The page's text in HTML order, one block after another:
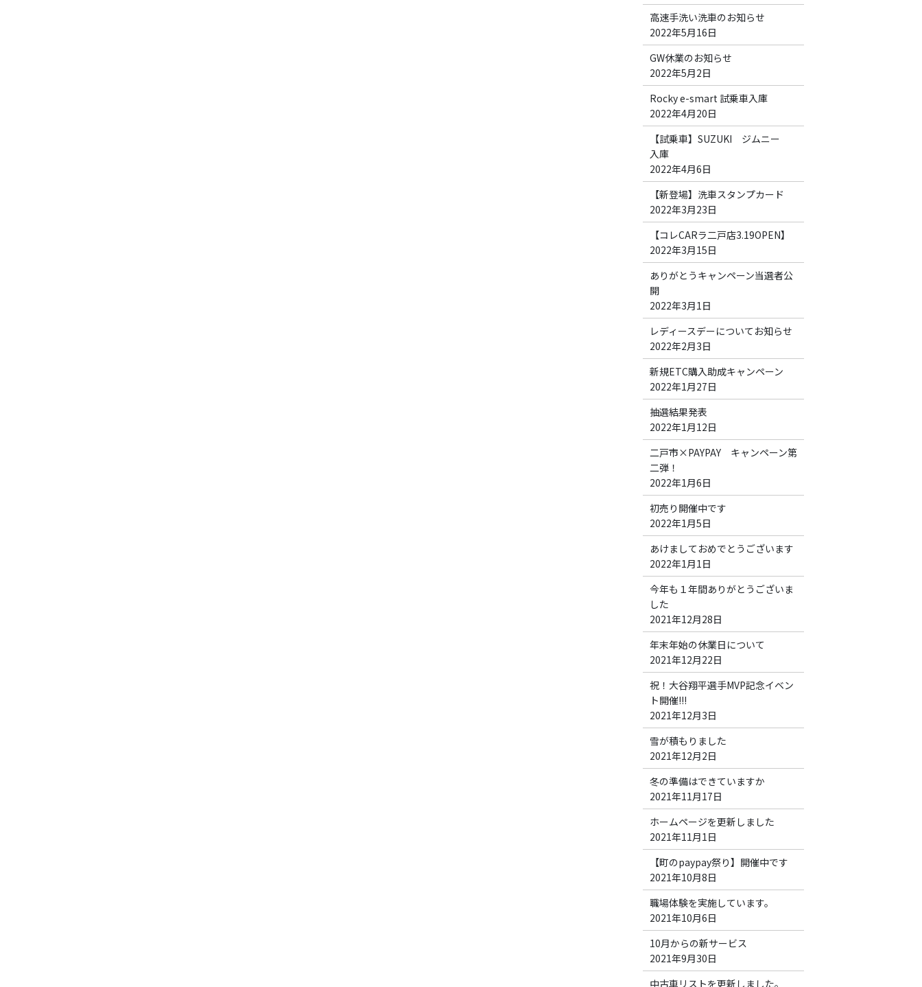
高速手洗い洗車のお知らせ
2022年5月16日
GW休業のお知らせ
2022年5月2日
Rocky e-smart 試乗車入庫
2022年4月20日
【試乗車】SUZUKI ジムニー
入庫
2022年4月6日
【新登場】洗車スタンプカード
2022年3月23日
【コレCARラ二戸店3.19OPEN】
2022年3月15日
ありがとうキャンペーン当選者公
開
2022年3月1日
レディースデーについてお知らせ
2022年2月3日
新規ETC購入助成キャンペーン
2022年1月27日
抽選結果発表
2022年1月12日
二戸市×PAYPAY キャンペーン第
二弾！
2022年1月6日
初売り開催中です
2022年1月5日
あけましておめでとうございます
2022年1月1日
今年も１年間ありがとうございま
した
2021年12月28日
年末年始の休業日について
2021年12月22日
祝！大谷翔平選手MVP記念イベン
ト開催!!!
2021年12月3日
雪が積もりました
2021年12月2日
冬の準備はできていますか
2021年11月17日
ホームページを更新しました
2021年11月1日
【町のpaypay祭り】開催中です
2021年10月8日
職場体験を実施しています。
2021年10月6日
10月からの新サービス
2021年9月30日
中古車リストを更新しました。